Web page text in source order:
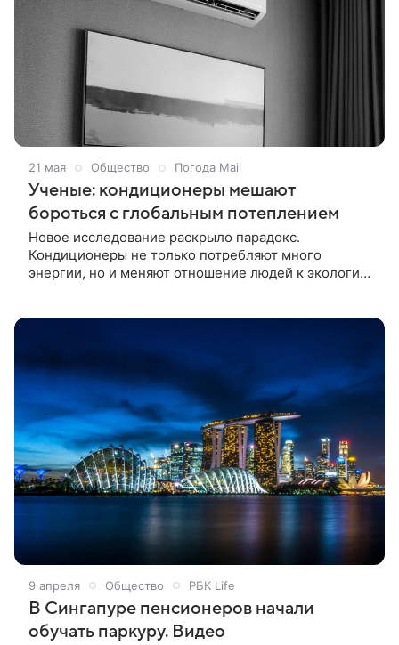
21 мая Общество Погода Mail
Ученые: кондиционеры мешают
бороться с глобальным потеплением
Новое исследование раскрыло парадокс.
Кондиционеры не только потребляют много
энергии, но и меняют отношение людей к экологии.
неожиданный побочный эффект их повсеместного
использования. Оказывается, чем активнее люди
охлаждают дома, тем меньше задумываются о
коллективных мерах борьбы с изменением
климата. Специалисты назвали это явление
поведенческой изоляцией. Об этом феномене
написали в издании Sustainable Cities and Society.
9 апреля Общество РБК Life
В Сингапуре пенсионеров начали
обучать паркуру. Видео